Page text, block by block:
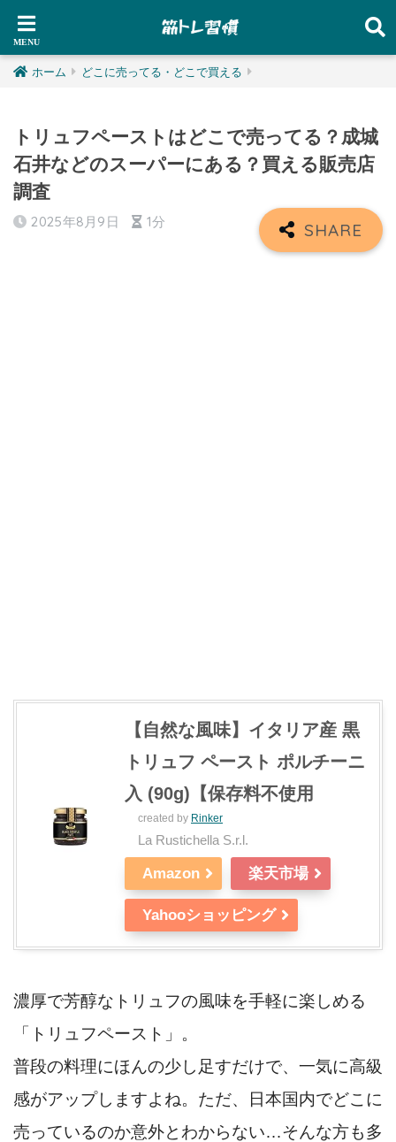
ホーム どこに売ってる・どこで買える
トリュフペーストはどこで売ってる？成城
石井などのスーパーにある？買える販売店
調査
2025年8月9日 1分
【自然な風味】イタリア産 黒
トリュフ ペースト ポルチーニ
入 (90g)【保存料不使用
created by Rinker
La Rustichella S.r.l.
Amazon 楽天市場
Yahooショッピング
濃厚で芳醇なトリュフの風味を手軽に楽しめる
「トリュフペースト」。
普段の料理にほんの少し足すだけで、一気に高級
感がアップしますよね。ただ、日本国内でどこに
売っているのか意外とわからない…そんな方も多